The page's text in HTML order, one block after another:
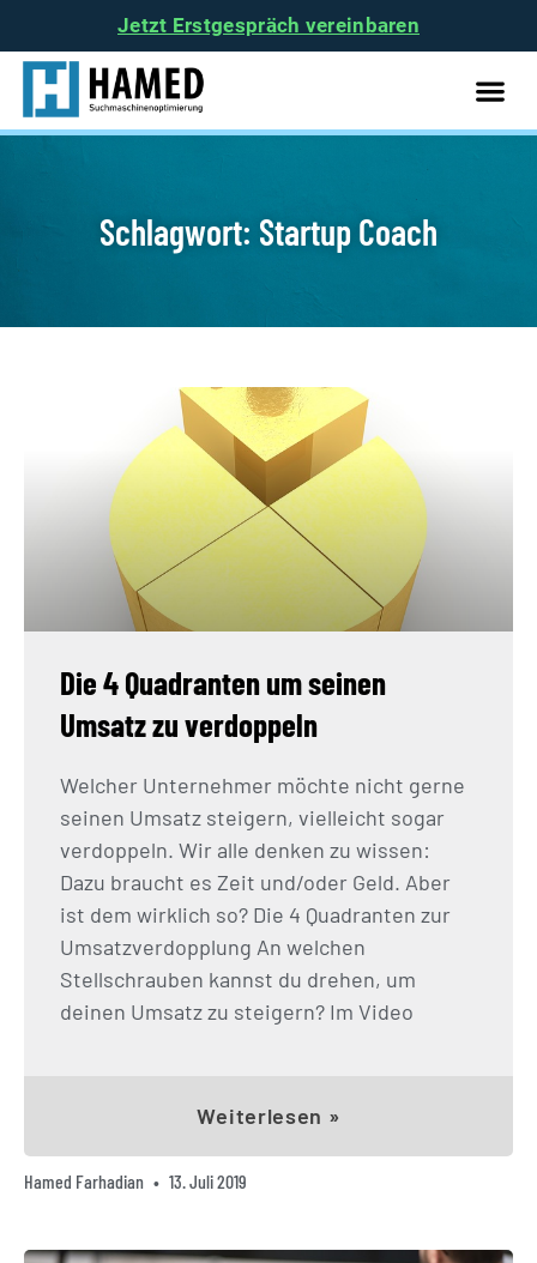
Jetzt Erstgespräch vereinbaren
Schlagwort: Startup Coach
Die 4 Quadranten um seinen
Umsatz zu verdoppeln
Welcher Unternehmer möchte nicht gerne
seinen Umsatz steigern, vielleicht sogar
verdoppeln. Wir alle denken zu wissen:
Dazu braucht es Zeit und/oder Geld. Aber
ist dem wirklich so? Die 4 Quadranten zur
Umsatzverdopplung An welchen
Stellschrauben kannst du drehen, um
deinen Umsatz zu steigern? Im Video
Weiterlesen »
Hamed Farhadian 13. Juli 2019